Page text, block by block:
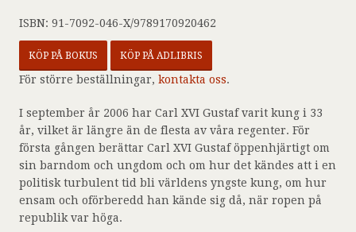
ISBN: 91-7092-046-X/9789170920462
KÖP PÅ BOKUS KÖP PÅ ADLIBRIS
För större beställningar, kontakta oss.
I september år 2006 har Carl XVI Gustaf varit kung i 33
år, vilket är längre än de flesta av våra regenter. För
första gången berättar Carl XVI Gustaf öppenhjärtigt om
sin barndom och ungdom och om hur det kändes att i en
politisk turbulent tid bli världens yngste kung, om hur
ensam och oförberedd han kände sig då, när ropen på
republik var höga.